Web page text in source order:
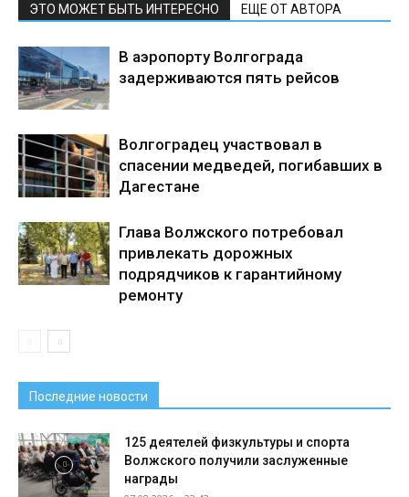
ЭТО МОЖЕТ БЫТЬ ИНТЕРЕСНО ЕЩЕ ОТ АВТОРА
В аэропорту Волгограда
задерживаются пять рейсов
Волгоградец участвовал в
спасении медведей, погибавших в
Дагестане
Глава Волжского потребовал
привлекать дорожных
подрядчиков к гарантийному
ремонту
Последние новости
125 деятелей физкультуры и спорта
Волжского получили заслуженные
награды